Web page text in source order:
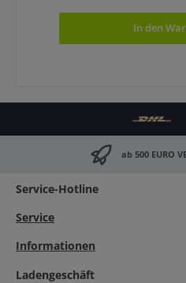
In den
ab 500 EURO
Service-Hotline
Service
Informationen
Ladengeschäft